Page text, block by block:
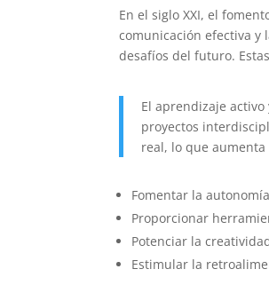
En el siglo XXI, el
comunicación efectiva
desafíos del futuro.
El aprendizaje
proyectos
real, lo que
Fomentar la
Proporcionar
Potenciar la
Estimular la